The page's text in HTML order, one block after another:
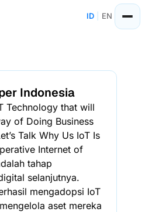
ID EN
Indonesia
Technology that will
of Doing Business
Talk Why Us IoT Is
Internet of
tahap
selanjutnya.
mengadopsi IoT
aset mereka